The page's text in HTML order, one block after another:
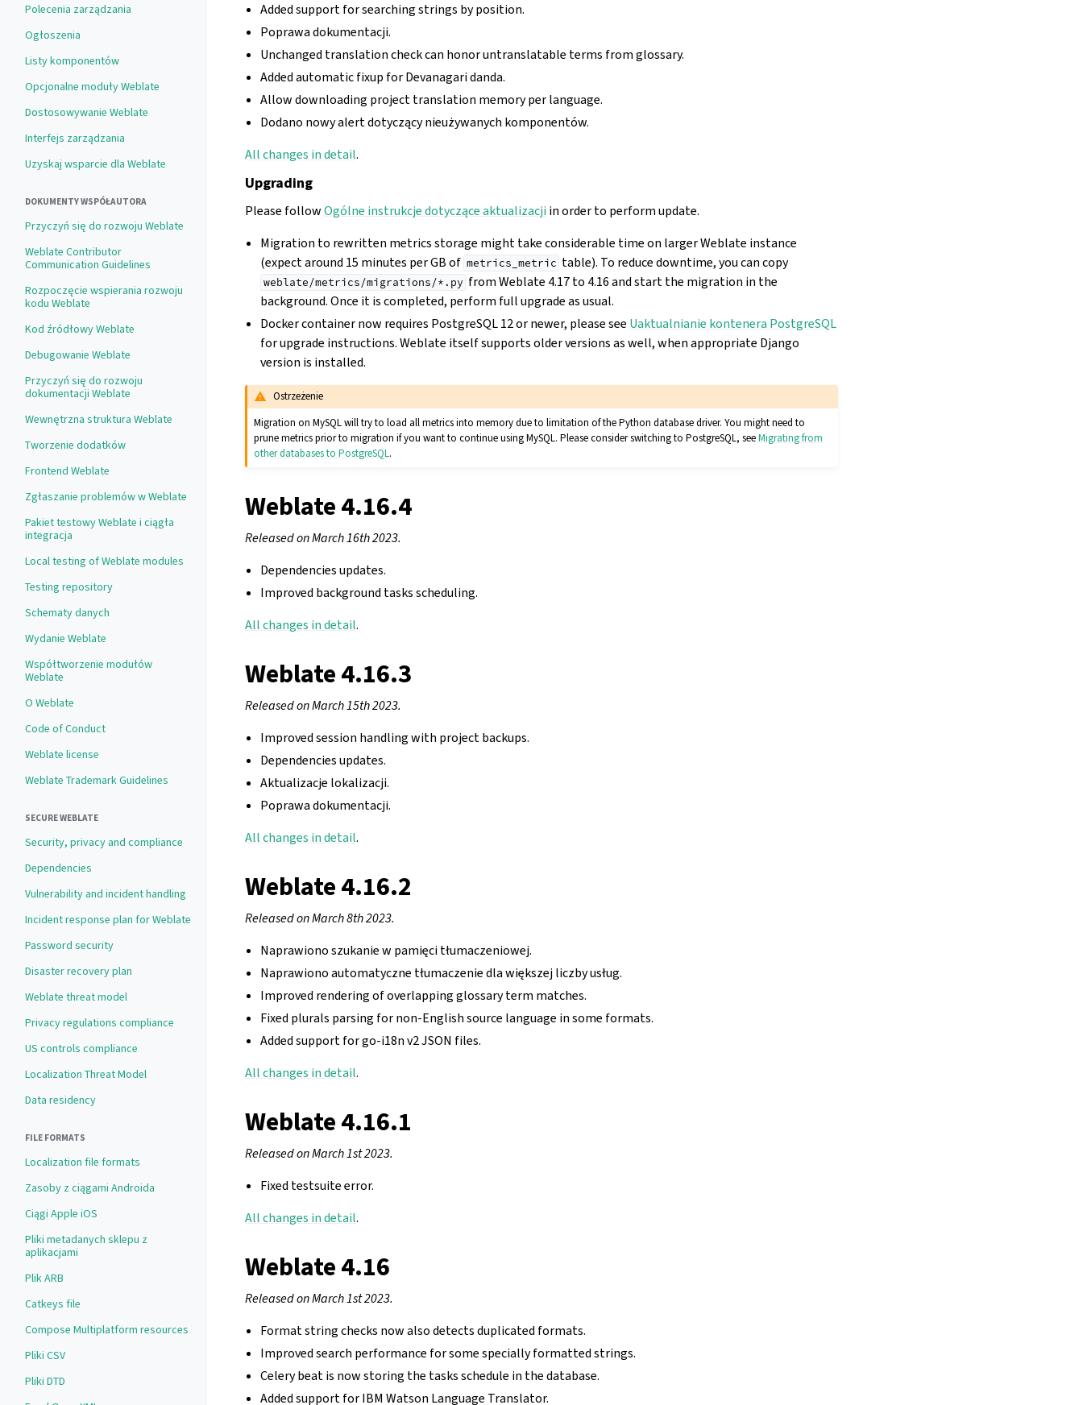
Polecenia zarządzania
Ogłoszenia
Listy komponentów
Opcjonalne moduły Weblate
Dostosowywanie Weblate
Interfejs zarządzania
Uzyskaj wsparcie dla Weblate
DOKUMENTY WSPÓŁAUTORA
Przyczyń się do rozwoju Weblate
Weblate Contributor
Communication Guidelines
Rozpoczęcie wspierania rozwoju
kodu Weblate
Kod źródłowy Weblate
Debugowanie Weblate
Przyczyń się do rozwoju
dokumentacji Weblate
Wewnętrzna struktura Weblate
Tworzenie dodatków
Frontend Weblate
Zgłaszanie problemów w Weblate
Pakiet testowy Weblate i ciągła
integracja
Local testing of Weblate modules
Testing repository
Schematy danych
Wydanie Weblate
Współtworzenie modułów
Weblate
O Weblate
Code of Conduct
Weblate license
Weblate Trademark Guidelines
SECURE WEBLATE
Security, privacy and compliance
Dependencies
Vulnerability and incident handling
Incident response plan for Weblate
Password security
Disaster recovery plan
Weblate threat model
Privacy regulations compliance
US controls compliance
Localization Threat Model
Data residency
FILE FORMATS
Localization file formats
Zasoby z ciągami Androida
Ciągi Apple iOS
Pliki metadanych sklepu z
aplikacjami
Plik ARB
Catkeys file
Compose Multiplatform resources
Pliki CSV
Pliki DTD
Added support for searching strings by position.
Poprawa dokumentacji.
Unchanged translation check can honor untranslatable terms from glossary.
Added automatic fixup for Devanagari danda.
Allow downloading project translation memory per language.
Dodano nowy alert dotyczący nieużywanych komponentów.
All changes in detail.
Upgrading
Please followOgólne instrukcje dotyczące aktualizacji in order to perform update.
Migration to rewritten metrics storage might take considerable time on larger Weblate instance
(expect around 15 minutes per GB of metrics_metric table). To reduce downtime, you can copy
weblate/metrics/migrations/*.py from Weblate 4.17 to 4.16 and start the migration in the
background. Once it is completed, perform full upgrade as usual.
Docker container now requires PostgreSQL 12 or newer, please see Uaktualnianie kontenera PostgreSQL
for upgrade instructions. Weblate itself supports older versions as well, when appropriate Django
version is installed.
Ostrzeżenie
Migration on MySQL will try to load all metrics into memory due to limitation of the Python database driver. You might need to
prune metrics prior to migration if you want to continue using MySQL. Please consider switching to PostgreSQL, seeMigrating from
other databases to PostgreSQL.
Weblate 4.16.4
Released on March 16th 2023.
Dependencies updates.
Improved background tasks scheduling.
All changes in detail.
Weblate 4.16.3
Released on March 15th 2023.
Improved session handling with project backups.
Dependencies updates.
Aktualizacje lokalizacji.
Poprawa dokumentacji.
All changes in detail.
Weblate 4.16.2
Released on March 8th 2023.
Naprawiono szukanie w pamięci tłumaczeniowej.
Naprawiono automatyczne tłumaczenie dla większej liczby usług.
Improved rendering of overlapping glossary term matches.
Fixed plurals parsing for non-English source language in some formats.
Added support for go-i18n v2 JSON files.
All changes in detail.
Weblate 4.16.1
Released on March 1st 2023.
Fixed testsuite error.
All changes in detail.
Weblate 4.16
Released on March 1st 2023.
Format string checks now also detects duplicated formats.
Improved search performance for some specially formatted strings.
Celery beat is now storing the tasks schedule in the database.
Added support for IBM Watson Language Translator.